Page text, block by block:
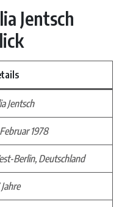
Jentsch
Jentsch
1978
Berlin, Deutschland